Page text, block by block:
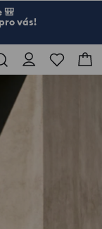
🎒
vás!